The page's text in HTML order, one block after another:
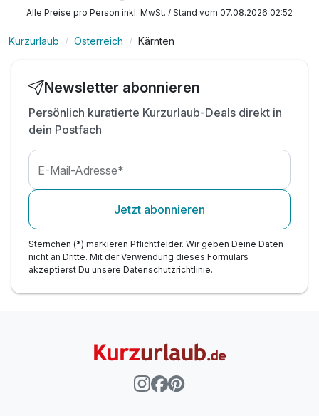
inkl. Kärnten Card mit zahlreichen Ermäßigungen*
inkl. Nutzung der Wasserwelt mit Rutschenspaß
inkl. großen Spielbereich mit Ritterburg
inkl. Nutzung der Sauna für Erwachsene
Kinderpreise verstehen sich inkl. Vollpension!
Alle Preise pro Person inkl. MwSt. / Stand vom 07.08.2026 02:52
Kurzurlaub Österreich Kärnten
Newsletter abonnieren
Persönlich kuratierte Kurzurlaub-Deals direkt in
dein Postfach
E-Mail-Adresse*
Jetzt abonnieren
Sternchen (*) markieren Pflichtfelder. Wir geben Deine Daten
nicht an Dritte. Mit der Verwendung dieses Formulars
akzeptierst Du unsere Datenschutzrichtlinie.